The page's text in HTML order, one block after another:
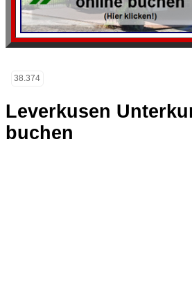
38.374
Leverkusen
buchen